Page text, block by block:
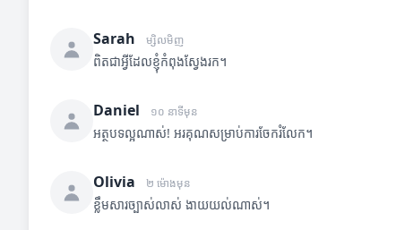
Sarah ម្សិលមិញ
ពិតជាអ្វីដែលខ្ញុំកំពុងស្វែងរក។
Daniel ១០ នាទីមុន
អត្ថបទល្អណាស់! អរគុណសម្រាប់ការចែករំលែក។
Olivia ២ ម៉ោងមុន
ខ្លឹមសារច្បាស់លាស់ ងាយយល់ណាស់។